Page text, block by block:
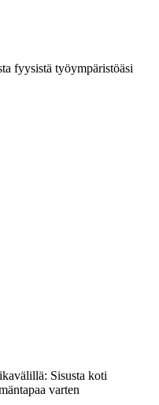
fyysistä työympäristöäsi
Sisusta koti
varten